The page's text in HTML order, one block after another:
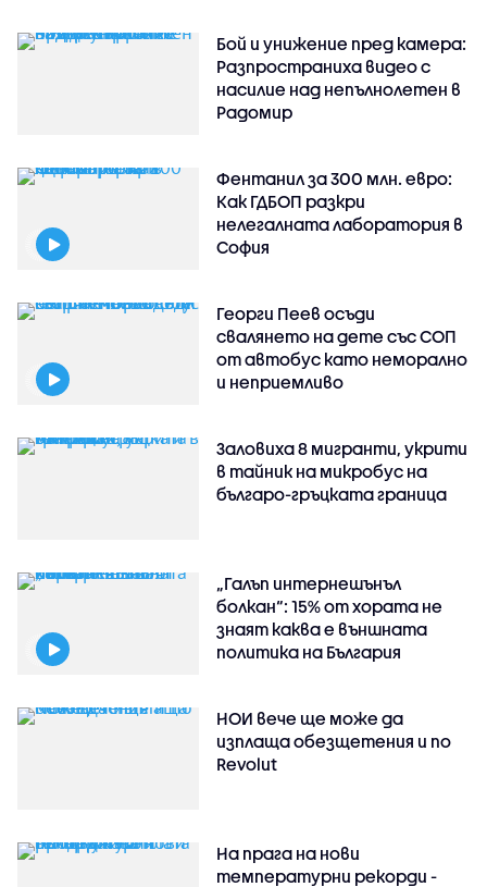
Бой и унижение пред камера:
Разпространиха видео с
насилие над непълнолетен в
Радомир
Фентанил за 300 млн. евро:
Как ГДБОП разкри
нелегалната лаборатория в
София
Георги Пеев осъди
свалянето на дете със СОП
от автобус като неморално
и неприемливо
Заловиха 8 мигранти, укрити
в тайник на микробус на
българо-гръцката граница
„Галъп интернешънъл
болкан“: 15% от хората не
знаят каква е външната
политика на България
НОИ вече ще може да
изплаща обезщетения и по
Revolut
На прага на нови
температурни рекорди -